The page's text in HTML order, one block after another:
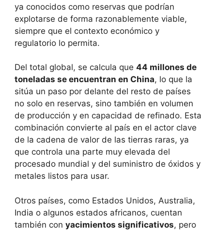
ya conocidos como reservas que podrían
explotarse de forma razonablemente viable,
siempre que el contexto económico y
regulatorio lo permita.
Del total global, se calcula que 44 millones de
toneladas se encuentran en China, lo que la
sitúa un paso por delante del resto de países
no solo en reservas, sino también en volumen
de producción y en capacidad de refinado. Esta
combinación convierte al país en el actor clave
de la cadena de valor de las tierras raras, ya
que controla una parte muy elevada del
procesado mundial y del suministro de óxidos y
metales listos para usar.
Otros países, como Estados Unidos, Australia,
India o algunos estados africanos, cuentan
también con yacimientos significativos, pero